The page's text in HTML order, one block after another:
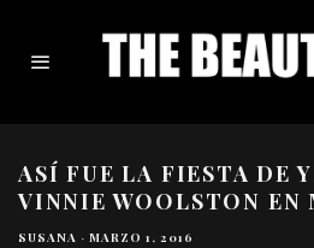
ASÍ FUE LA FIESTA DE
VINNIE WOOLSTON EN
SUSANA · MARZO 1, 2016